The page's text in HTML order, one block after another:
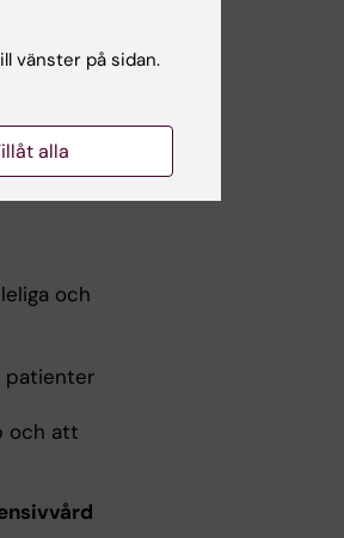
och
och
patienter
och att
vänster på sidan.
alla